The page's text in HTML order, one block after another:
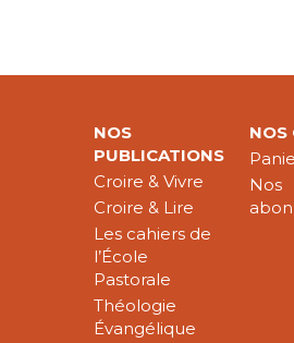
NOS
PUBLICATIONS
Croire & Vivre
Croire & Lire
Les cahiers de
l’École
Pastorale
Théologie
Évangélique
NOS
Nos